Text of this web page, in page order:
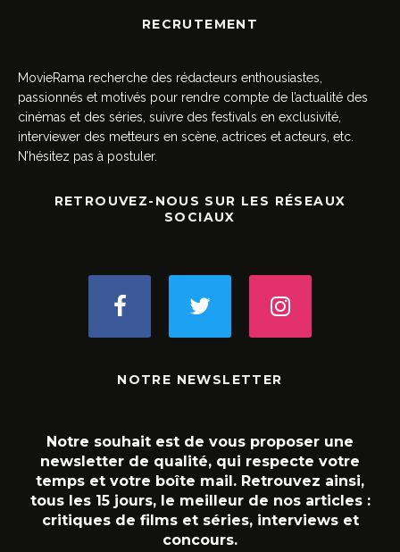
RECRUTEMENT
MovieRama recherche des rédacteurs enthousiastes,
passionnés et motivés pour rendre compte de l’actualité des
cinémas et des séries, suivre des festivals en exclusivité,
interviewer des metteurs en scène, actrices et acteurs, etc.
N’hésitez pas à postuler.
RETROUVEZ-NOUS SUR LES RÉSEAUX
SOCIAUX
NOTRE NEWSLETTER
Notre souhait est de vous proposer une
newsletter de qualité, qui respecte votre
temps et votre boîte mail. Retrouvez ainsi,
tous les 15 jours, le meilleur de nos articles :
critiques de films et séries, interviews et
concours.